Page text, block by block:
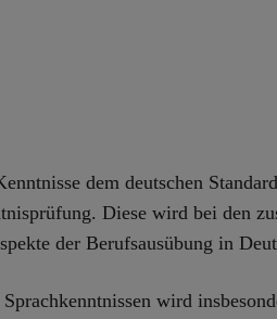
dem deutschen
Diese wird bei den
der Berufsausübung in
wird